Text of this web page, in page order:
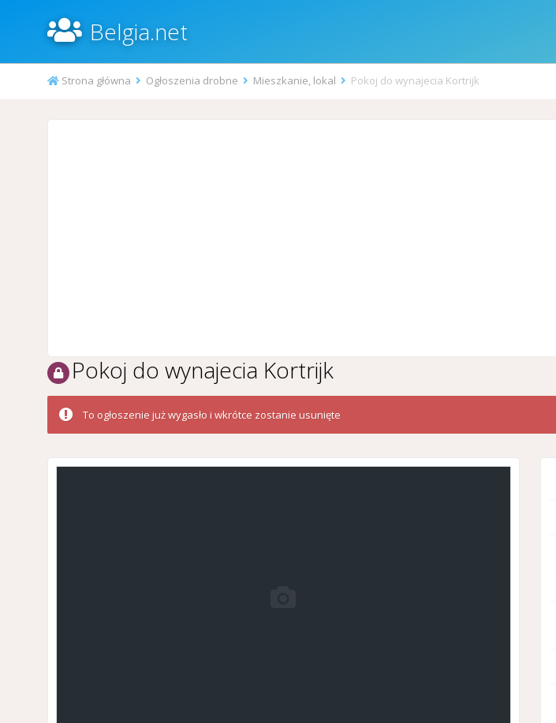
Belgia.net
Strona główna Ogłoszenia drobne Mieszkanie, lokal Pokoj do wynajecia Kortrijk
Pokoj do wynajecia Kortrijk
To ogłoszenie już wygasło i wkrótce zostanie usunięte